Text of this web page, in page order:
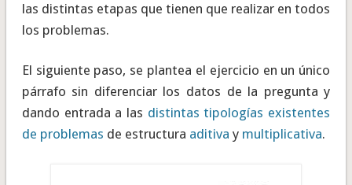
las distintas etapas que tienen que realizar en todos
los problemas.
El siguiente paso, se plantea el ejercicio en un único
párrafo sin diferenciar los datos de la pregunta y
dando entrada a las distintas tipologías existentes
de problemas de estructura aditiva y multiplicativa.